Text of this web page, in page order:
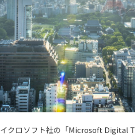
クロソフト社の「Microsoft Digital